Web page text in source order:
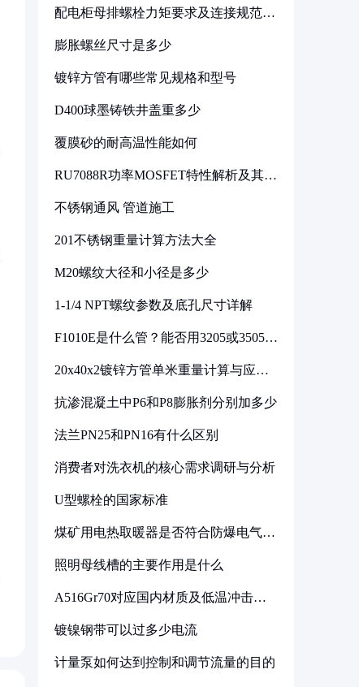
配电柜母排螺栓力矩要求及连接规范详
膨胀螺丝尺寸是多少
镀锌方管有哪些常见规格和型号
D400球墨铸铁井盖重多少
覆膜砂的耐高温性能如何
RU7088R功率MOSFET特性解析及其在
不锈钢通风 管道施工
201不锈钢重量计算方法大全
M20螺纹大径和小径是多少
1-1/4 NPT螺纹参数及底孔尺寸详解
F1010E是什么管？能否用3205或3505代
20x40x2镀锌方管单米重量计算与应用
抗渗混凝土中P6和P8膨胀剂分别加多少
法兰PN25和PN16有什么区别
消费者对洗衣机的核心需求调研与分析
U型螺栓的国家标准
煤矿用电热取暖器是否符合防爆电气设
照明母线槽的主要作用是什么
A516Gr70对应国内材质及低温冲击要
镀镍钢带可以过多少电流
计量泵如何达到控制和调节流量的目的